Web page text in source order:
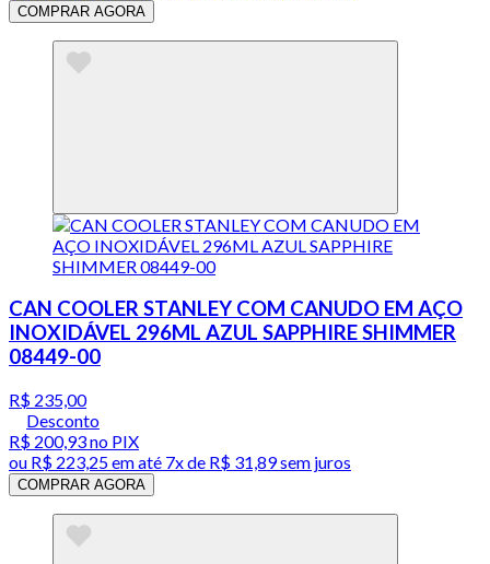
COMPRAR AGORA
CAN COOLER STANLEY COM CANUDO EM AÇO
INOXIDÁVEL 296ML AZUL SAPPHIRE SHIMMER
08449-00
R$ 235,00
Desconto
R$ 200,93no PIX
ou R$ 223,25em até 7x de R$ 31,89 sem juros
COMPRAR AGORA